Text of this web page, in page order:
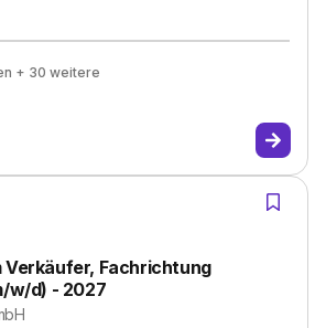
+ 30 weitere
Verkäufer, Fachrichtung
w/d) - 2027